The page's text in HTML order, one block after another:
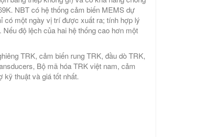
NBT có hệ thống cảm biến MEMS dự
có một ngày vị trí được xuất ra; tính hợp lý
độ lệch của hai hệ thống cao hơn một
TRK, cảm biến rung TRK, đầu dò TRK,
Bộ mã hóa TRK việt nam, cảm
kỹ thuật và giá tốt nhất.